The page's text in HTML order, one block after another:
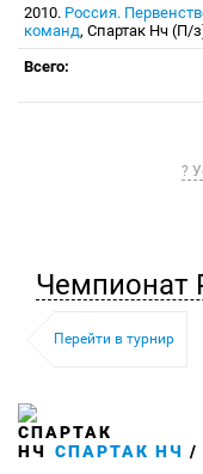
2010. Россия.
команд, Спартак Нч (П/
Всего:
?
Чемпионат
Перейти в турнир
СПАРТАК НЧ /